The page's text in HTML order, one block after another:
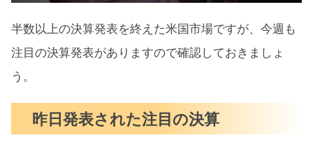
半数以上の決算発表を終えた米国市場ですが、今週も
注目の決算発表がありますので確認しておきましょ
う。
昨日発表された注目の決算